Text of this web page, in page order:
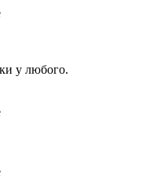
у любого.